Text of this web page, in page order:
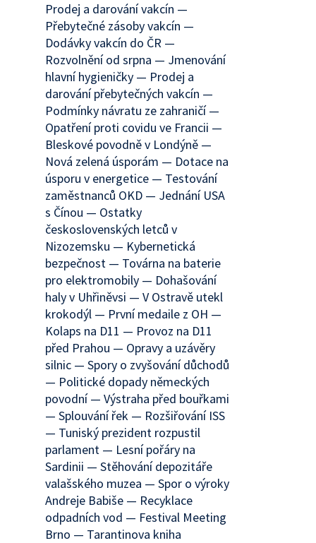
Prodej a darování vakcín —
Přebytečné zásoby vakcín —
Dodávky vakcín do ČR —
Rozvolnění od srpna — Jmenování
hlavní hygieničky — Prodej a
darování přebytečných vakcín —
Podmínky návratu ze zahraničí —
Opatření proti covidu ve Francii —
Bleskové povodně v Londýně —
Nová zelená úsporám — Dotace na
úsporu v energetice — Testování
zaměstnanců OKD — Jednání USA
s Čínou — Ostatky
československých letců v
Nizozemsku — Kybernetická
bezpečnost — Továrna na baterie
pro elektromobily — Dohašování
haly v Uhřiněvsi — V Ostravě utekl
krokodýl — První medaile z OH —
Kolaps na D11 — Provoz na D11
před Prahou — Opravy a uzávěry
silnic — Spory o zvyšování důchodů
— Politické dopady německých
povodní — Výstraha před bouřkami
— Splouvání řek — Rozšiřování ISS
— Tuniský prezident rozpustil
parlament — Lesní pořáry na
Sardinii — Stěhování depozitáře
valašského muzea — Spor o výroky
Andreje Babiše — Recyklace
odpadních vod — Festival Meeting
Brno — Tarantinova kniha